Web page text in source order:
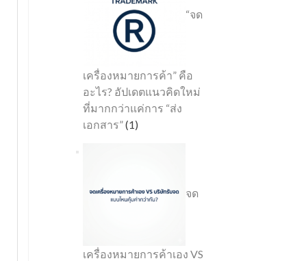
“จด
เครื่องหมายการค้า” คือ
อะไร? อัปเดตแนวคิดใหม่
ที่มากกว่าแค่การ “ส่ง
เอกสาร”(1)
จด
เครื่องหมายการค้าเอง VS